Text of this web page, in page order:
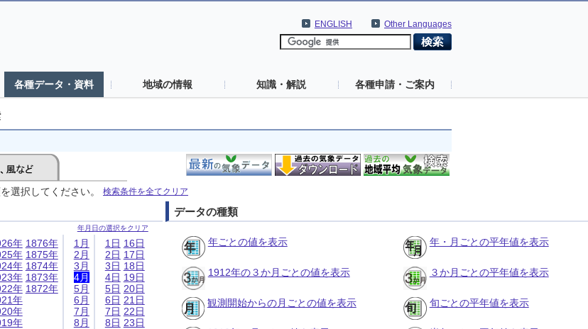
Other Languages
ENGLISH
各種データ・資料 地域の情報 知識・解説 各種申請・ご案内
選択してください。 検索条件を全てクリア
年月日の選択をクリア
年
年
年
年
年
年
年
年
1876年
1875年
1874年
1873年
1872年
1月
2月
3月
4月
5月
6月
7月
8月
1日
2日
3日
4日
5日
6日
7日
8日
16日
17日
18日
19日
20日
21日
22日
23日
データの種類
年ごとの値を表示 年・月ごとの平年値を表示
1912年の３か月ごとの値を表示 ３か月ごとの平年値を表示
観測開始からの月ごとの値を表示 旬ごとの平年値を表示